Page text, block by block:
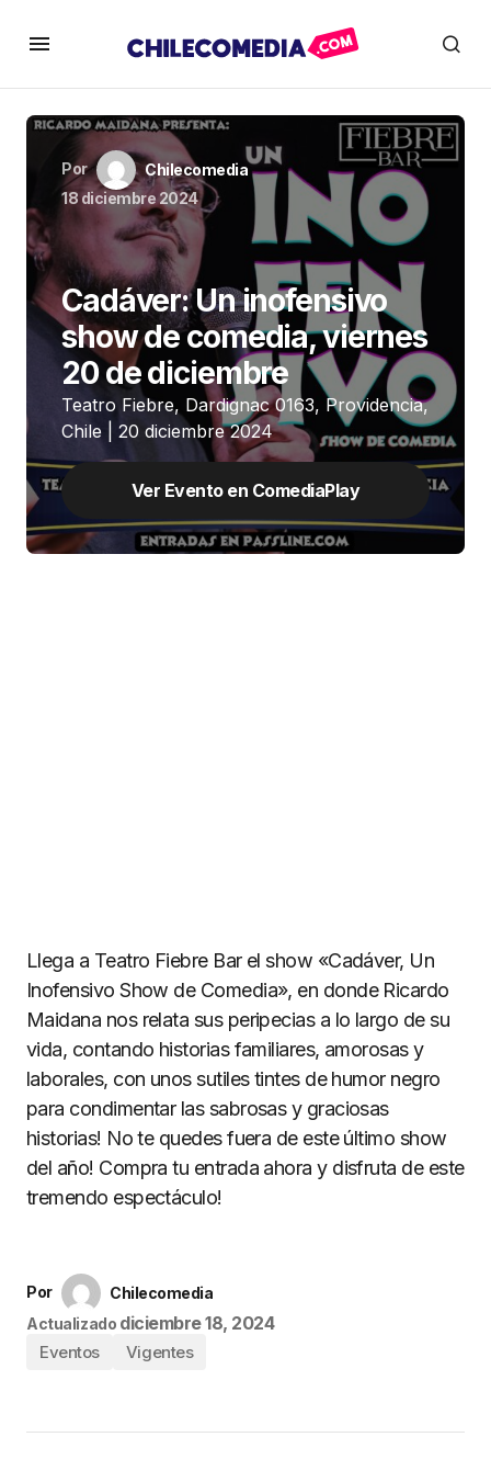
Por
Chilecomedia
18 diciembre 2024
Cadáver: Un inofensivo
show de comedia, viernes
20 de diciembre
Teatro Fiebre, Dardignac 0163, Providencia,
Chile | 20 diciembre 2024
Ver Evento en ComediaPlay
Llega a Teatro Fiebre Bar el show «Cadáver, Un
Inofensivo Show de Comedia», en donde Ricardo
Maidana nos relata sus peripecias a lo largo de su
vida, contando historias familiares, amorosas y
laborales, con unos sutiles tintes de humor negro
para condimentar las sabrosas y graciosas
historias! No te quedes fuera de este último show
del año! Compra tu entrada ahora y disfruta de este
tremendo espectáculo!
Por
Chilecomedia
Actualizado diciembre 18, 2024
Eventos Vigentes